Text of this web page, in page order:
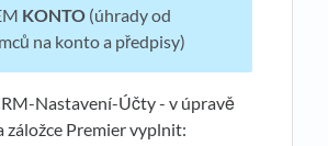
KONTO (úhrady od
na konto a předpisy)
Nastavení-Účty - v úpravě
záložce Premier vyplnit: